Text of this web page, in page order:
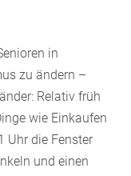
in
zu ändern –
Relativ früh
wie Einkaufen
Uhr die Fenster
und einen